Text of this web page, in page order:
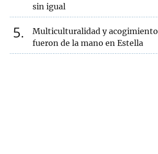
sin igual
5
Multiculturalidad y acogimiento
fueron de la mano en Estella